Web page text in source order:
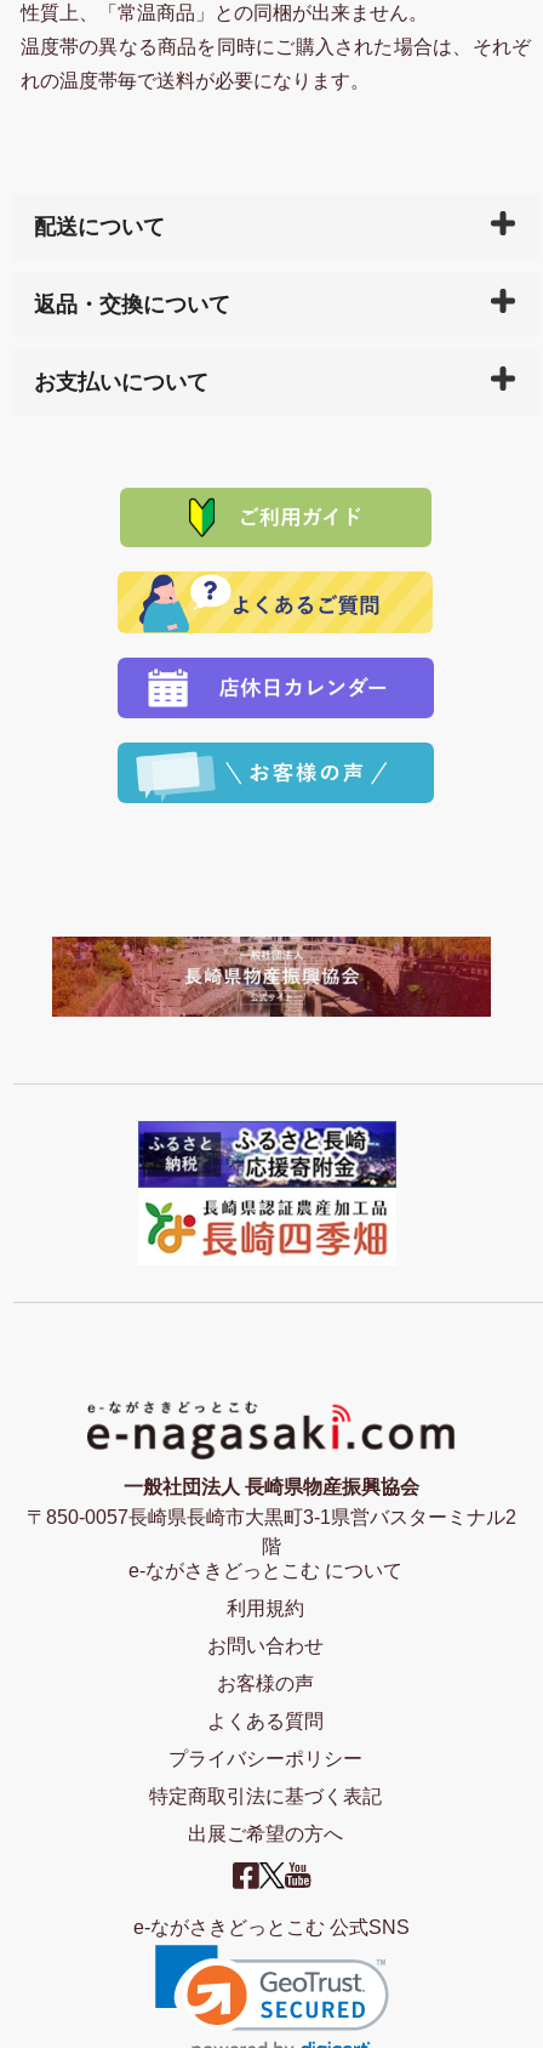
性質上、「常温商品」との同梱が出来ません。
温度帯の異なる商品を同時にご購入された場合は、それぞ
れの温度帯毎で送料が必要になります。
配送について
天ペイ」の方はご注文受付後）、 長崎県下全域に点在
サイト内で購入された商品の送料は、こちらの
全国送
れの生産メーカーからお客様の元へ直送いたしますの
で、 それぞれ個別に送料が必要になります。
返品・交換について
または配送途中の 事故などで不都合が生じている場合
品代金を返金いたします。）
その際は誠に申し訳ありませんが、当協会までご注文
願いいたします。
お支払いについて
た場合、お客様からの ご入金を確認した後で、商品を
※「クレジットカード」「PayPay」「楽天ペイ」を指
定された場合は、準備出来次第の便にてお送りいたし
ます。 （到着日指定をされている場合は、ご指定の日
程に合わせてお届けいたします。）
一般社団法人 長崎県物産振興協会
〒850-0057長崎県長崎市大黒町3-1県営バスターミナル2
階
e-ながさきどっとこむ について
利用規約
お問い合わせ
お客様の声
よくある質問
プライバシーポリシー
特定商取引法に基づく表記
出展ご希望の方へ
e-ながさきどっとこむ 公式SNS